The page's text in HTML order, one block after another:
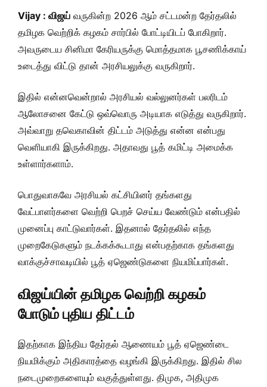
Vijay : விஜய் வருகின்ற 2026 ஆம் சட்டமன்ற தேர்தலில்
தமிழக வெற்றிக் கழகம் சார்பில் போட்டியிடப் போகிறார்.
அவருடைய சினிமா கேரியருக்கு மொத்தமாக பூசணிக்காய்
உடைத்து விட்டு தான் அரசியலுக்கு வருகிறார்.
இதில் என்னவென்றால் அரசியல் வல்லுனர்கள் பலரிடம்
ஆலோசனை கேட்டு ஒவ்வொரு அடியாக எடுத்து வருகிறார்.
அவ்வாறு தவெகாவின் திட்டம் அடுத்து என்ன என்பது
வெளியாகி இருக்கிறது. அதாவது பூத் கமிட்டி அமைக்க
உள்ளார்களாம்.
பொதுவாகவே அரசியல் கட்சியினர் தங்களது
வேட்பாளர்களை வெற்றி பெறச் செய்ய வேண்டும் என்பதில்
முனைப்பு காட்டுவார்கள். இதனால் தேர்தலில் எந்த
முறைகேடுகளும் நடக்கக்கூடாது என்பதற்காக தங்களது
வாக்குச்சாவடியில் பூத் ஏஜெண்டுகளை நியமிப்பார்கள்.
விஜய்யின் தமிழக வெற்றி கழகம்
போடும் புதிய திட்டம்
இதற்காக இந்திய தேர்தல் ஆணையம் பூத் ஏஜெண்டை
நியமிக்கும் அதிகாரத்தை வழங்கி இருக்கிறது. இதில் சில
நடைமுறைகளையும் வகுத்துள்ளது. திமுக, அதிமுக